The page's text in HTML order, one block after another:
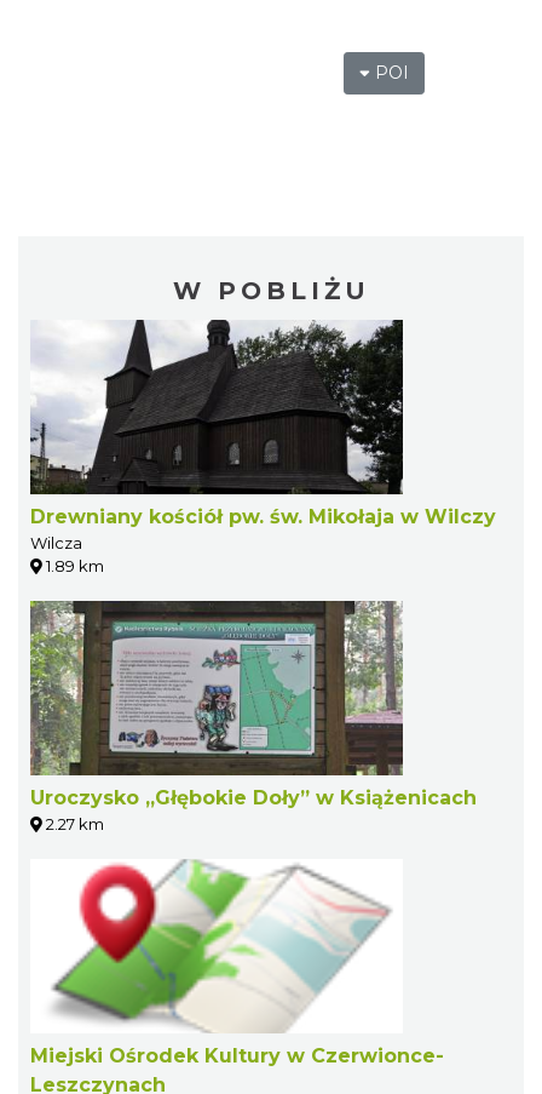
POI
W POBLIŻU
Drewniany kościół pw. św. Mikołaja w Wilczy
Wilcza
1.89 km
Uroczysko „Głębokie Doły” w Książenicach
2.27 km
Miejski Ośrodek Kultury w Czerwionce-
Leszczynach